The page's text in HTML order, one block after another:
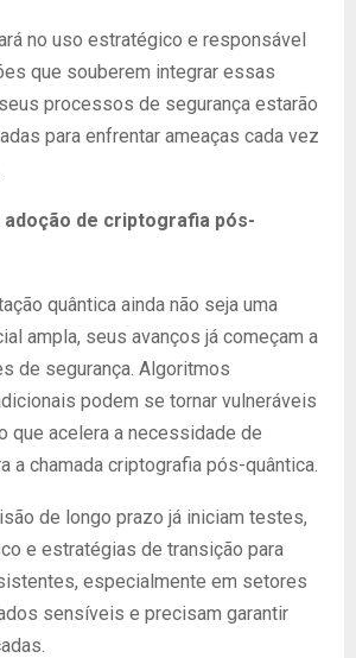
no uso estratégico e responsável
que souberem integrar essas
processos de segurança estarão
para enfrentar ameaças cada vez
adoção de criptografia pós-
quântica ainda não seja uma
ampla, seus avanços já começam a
de segurança. Algoritmos
podem se tornar vulneráveis
que acelera a necessidade de
a chamada criptografia pós-quântica.
de longo prazo já iniciam testes,
e estratégias de transição para
especialmente em setores
sensíveis e precisam garantir